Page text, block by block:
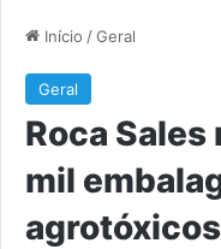
Início /Geral
Geral
Roca
mil